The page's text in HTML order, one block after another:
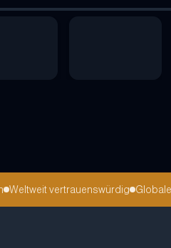
Weltweit vertrauenswürdig Globale